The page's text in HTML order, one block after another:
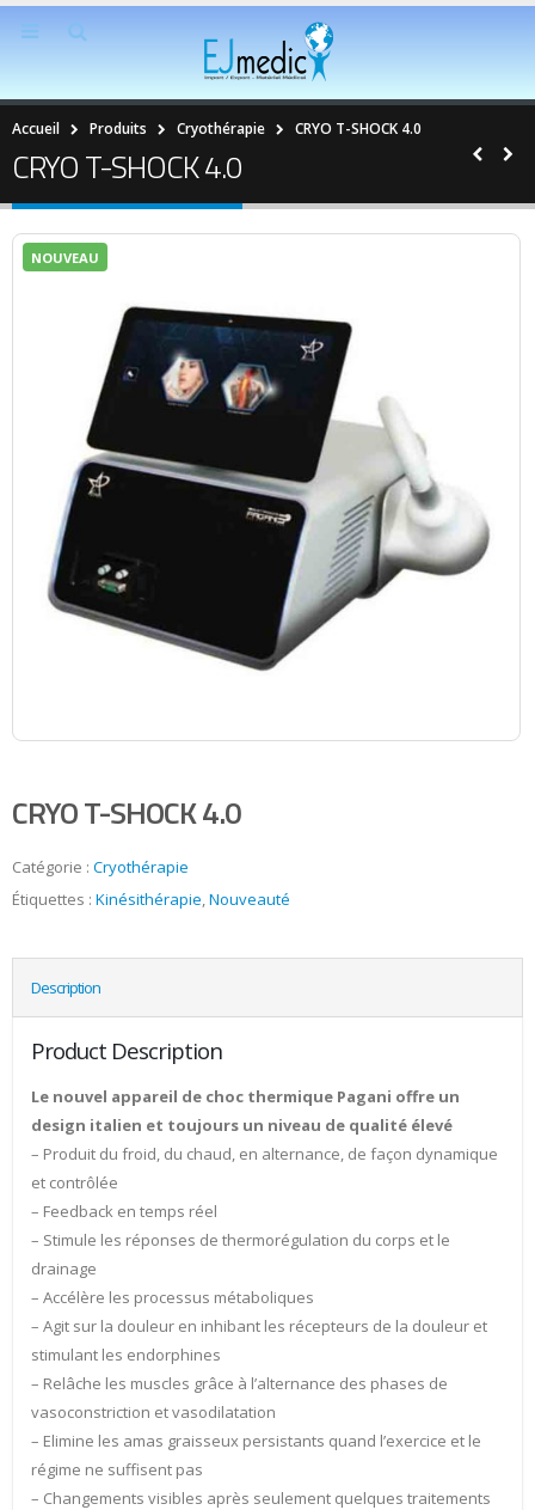
Accueil Produits Cryothérapie CRYO T-SHOCK 4.0
CRYO T-SHOCK 4.0
NOUVEAU
CRYO T-SHOCK 4.0
Catégorie : Cryothérapie
Étiquettes : Kinésithérapie,Nouveauté
Description
Product Description
Le nouvel appareil de choc thermique Pagani offre un
design italien et toujours un niveau de qualité élevé
– Produit du froid, du chaud, en alternance, de façon dynamique
et contrôlée
– Feedback en temps réel
– Stimule les réponses de thermorégulation du corps et le
drainage
– Accélère les processus métaboliques
– Agit sur la douleur en inhibant les récepteurs de la douleur et
stimulant les endorphines
– Relâche les muscles grâce à l’alternance des phases de
vasoconstriction et vasodilatation
– Elimine les amas graisseux persistants quand l’exercice et le
régime ne suffisent pas
– Changements visibles après seulement quelques traitements